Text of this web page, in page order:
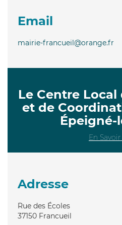
Email
mairie-francueil@orange.fr
Le Centre
et de
Épeigné-
En
Adresse
Rue des Écoles
37150 Francueil